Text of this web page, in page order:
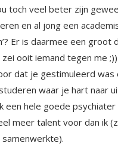
toch veel beter zijn
en al jong een
Er is daarmee een groot
zei ooit iemand tegen me ;))
dat je gestimuleerd
waar je hart naar
een hele goede
meer talent voor dan ik